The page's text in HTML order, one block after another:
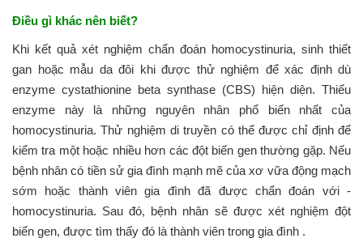
Điều gì khác nên biết?
Khi kết quả xét nghiệm chẩn đoán homocystinuria, sinh thiết
gan hoặc mẫu da đôi khi được thử nghiệm để xác định dù
enzyme cystathionine beta synthase (CBS) hiện diện. Thiếu
enzyme này là những nguyên nhân phổ biến nhất của
homocystinuria. Thử nghiệm di truyền có thể được chỉ định để
kiểm tra một hoặc nhiều hơn các đột biến gen thường gặp. Nếu
bệnh nhân có tiền sử gia đình mạnh mẽ của xơ vữa động mạch
sớm hoặc thành viên gia đình đã được chẩn đoán với -
homocystinuria. Sau đó, bệnh nhân sẽ được xét nghiệm đột
biến gen, được tìm thấy đó là thành viên trong gia đình .